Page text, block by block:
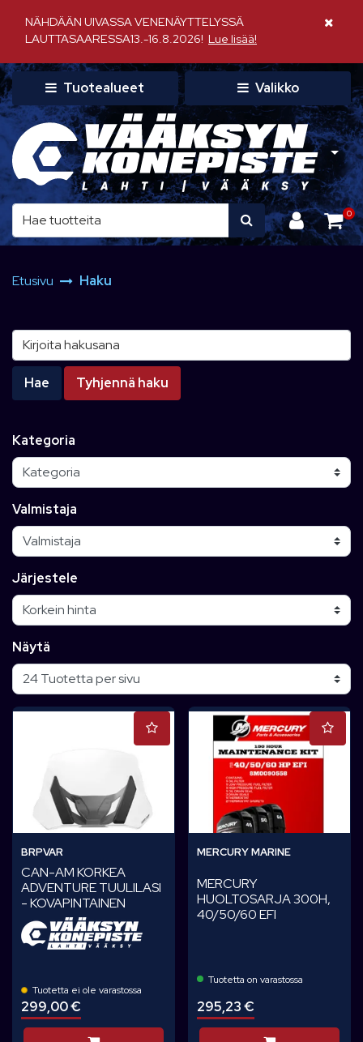
NÄHDÄÄN UIVASSA VENENÄYTTELYSSÄ
LAUTTASAARESSA13.-16.8.2026! Lue lisää!
Sulje
Tuotealueet Valikko
0
Etusivu Haku
Kirjoita hakusana
Hae Tyhjennä haku
Kategoria
Valmistaja
Järjestele
Näytä
BRPVAR
CAN-AM KORKEA
ADVENTURE TUULILASI
- KOVAPINTAINEN
Tuotetta ei ole varastossa
299,00 €
MERCURY MARINE
MERCURY
HUOLTOSARJA 300H,
40/50/60 EFI
Tuotetta on varastossa
295,23 €